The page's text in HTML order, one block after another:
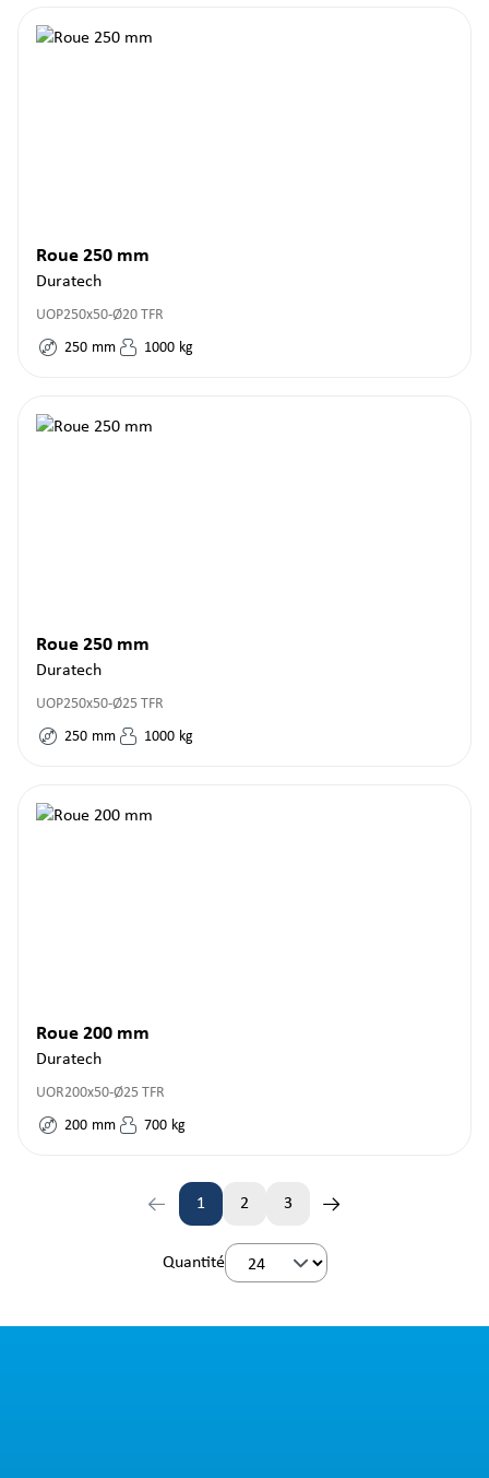
Roue 250 mm
Duratech
UOP250x50-Ø20 TFR
250 mm 1000 kg
Roue 250 mm
Duratech
UOP250x50-Ø25 TFR
250 mm 1000 kg
Roue 200 mm
Duratech
UOR200x50-Ø25 TFR
200 mm 700 kg
Page
1 2 3
Quantité